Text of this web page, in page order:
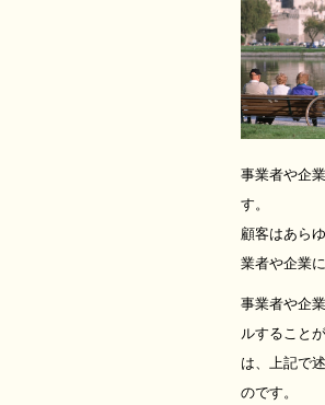
事業者や企
す。
顧客はあら
業者や企業
事業者や企
ルすること
は、上記で
のです。